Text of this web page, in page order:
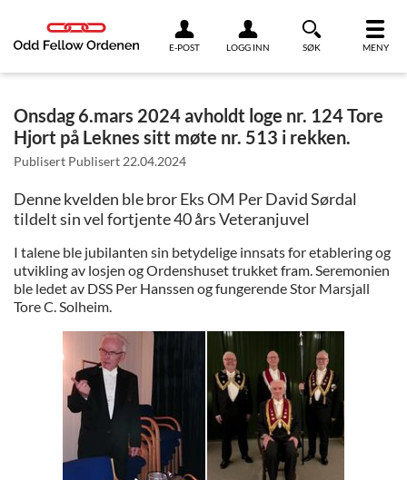
E-POST LOGG INN SØK MENY
Onsdag 6.mars 2024 avholdt loge nr. 124 Tore
Hjort på Leknes sitt møte nr. 513 i rekken.
Publisert Publisert 22.04.2024
Denne kvelden ble bror Eks OM Per David Sørdal
tildelt sin vel fortjente 40 års Veteranjuvel
I talene ble jubilanten sin betydelige innsats for etablering og
utvikling av losjen og Ordenshuset trukket fram. Seremonien
ble ledet av DSS Per Hanssen og fungerende Stor Marsjall
Tore C. Solheim.